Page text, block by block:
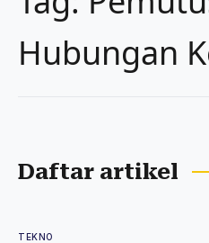
Hubungan
Daftar artikel
TEKNO